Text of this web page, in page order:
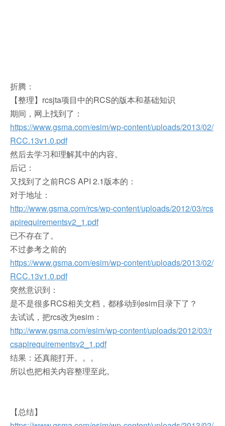
折腾：
【整理】rcsjta项目中的RCS的版本和基础知识
期间， 网上找到了：
https://www.gsma.com/esim/wp-content/uploads/2013/02/
RCC.13v1.0.pdf
然后去学习和理解其中的内容。
后记：
又找到了之前RCS API 2.1版本的：
对于地址：
http://www.gsma.com/rcs/wp-content/uploads/2012/03/rcs
apirequirementsv2_1.pdf
已不存在了。
不过参考之前的
https://www.gsma.com/esim/wp-content/uploads/2013/02/
RCC.13v1.0.pdf
突然意识到：
是不是很多RCS相关文档，都移动到esim目录下了？
去试试，把rcs改为esim：
http://www.gsma.com/esim/wp-content/uploads/2012/03/r
csapirequirementsv2_1.pdf
结果：还真能打开。。。
所以也把相关内容整理至此。
【总结】